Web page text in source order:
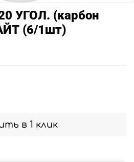
УГОЛ. (карбон
(6/1шт)
в 1 клик